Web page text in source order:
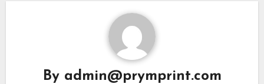
By admin@prymprint.com